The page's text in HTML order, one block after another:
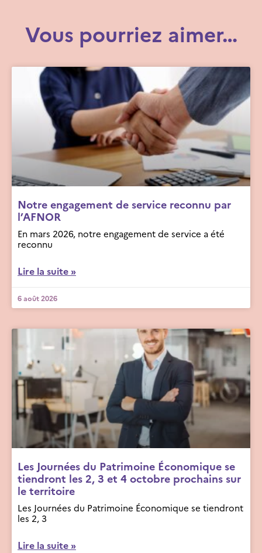
Vous pourriez aimer…
Notre engagement de service reconnu par
l’AFNOR
En mars 2026, notre engagement de service a été
reconnu
Lire la suite »
6 août 2026
Les Journées du Patrimoine Économique se
tiendront les 2, 3 et 4 octobre prochains sur
le territoire
Les Journées du Patrimoine Économique se tiendront
les 2, 3
Lire la suite »